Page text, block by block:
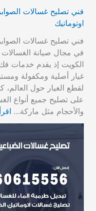
اوتوماتيك
فني تصليح غسالات
في مجال صيانة الغسالات
الكويت إذ يقدم خدمات
غيار أصلية ومكفولة
لقطع الغيار حول
على تصليح جميع أنواع
والأحجام مثل ماركة…